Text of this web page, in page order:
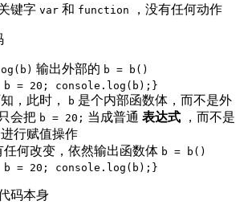
键字 var 和 function ，没有任何动作
输出外部的 b = b()
= 20; console.log(b);}
，此时， b 是个内部函数体，而不是外
会把 b = 20; 当成普通 表达式 ，而不是
进行赋值操作
任何改变，依然输出函数体 b = b()
= 20; console.log(b);}
码本身